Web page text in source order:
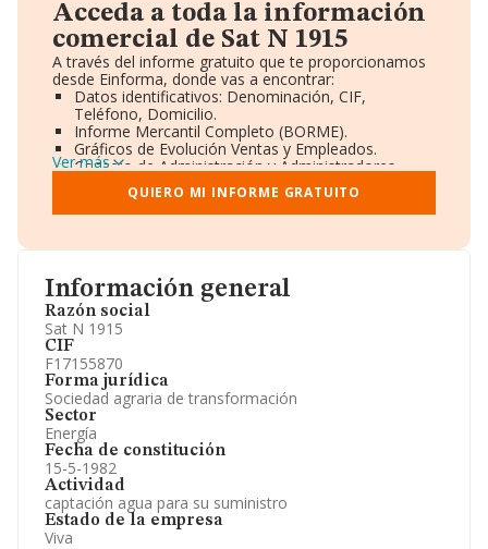
Información general
Razón social
Sat N 1915
CIF
F17155870
Forma jurídica
Sociedad agraria de transformación
Sector
Energía
Fecha de constitución
15-5-1982
Actividad
captación agua para su suministro
Estado de la empresa
Viva
Acceda a toda la información
comercial de Sat N 1915
A través del informe gratuito que te proporcionamos
desde Einforma, donde vas a encontrar:
Datos identificativos: Denominación, CIF,
Teléfono, Domicilio.
Informe Mercantil Completo (BORME).
Gráficos de Evolución Ventas y Empleados.
Consejo de Administración y Administradores.
Directivos y Ejecutivos.
Accionistas.
Participaciones y Vinculaciones en otras empresas.
Información oficial y registral complementaria.
Ver más
QUIERO MI INFORME GRATUITO